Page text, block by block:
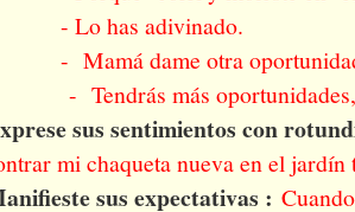
has adivinado.
dame otra
más oportunidades,
sus sentimientos con
mi chaqueta nueva en el jardín
sus expectativas :